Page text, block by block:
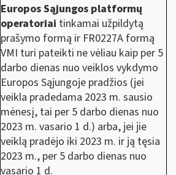
Europos Sąjungos platformų
operatoriai tinkamai užpildytą
prašymo formą ir FR0227A formą
VMI turi pateikti ne vėliau kaip per 5
darbo dienas nuo veiklos vykdymo
Europos Sąjungoje pradžios (jei
veikla pradedama 2023 m. sausio
mėnesį, tai per 5 darbo dienas nuo
2023 m. vasario 1 d.) arba, jei jie
veiklą pradėjo iki 2023 m. ir ją tęsia
2023 m., per 5 darbo dienas nuo
vasario 1 d.